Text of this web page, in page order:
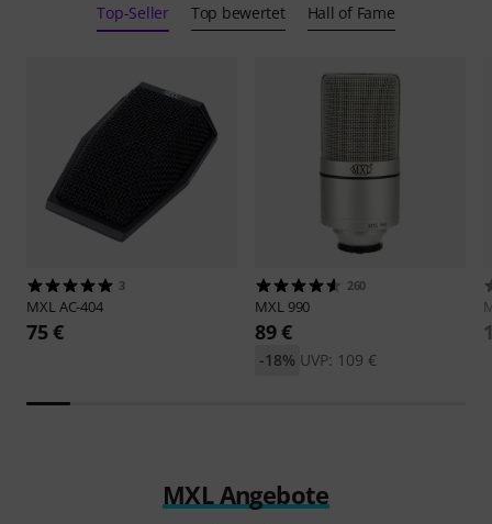
Top-Seller Top bewertet Hall of Fame
3
MXLAC-404
75 €
260
MXL 990
89 €
UVP: 109 €
-18%
MXL Angebote